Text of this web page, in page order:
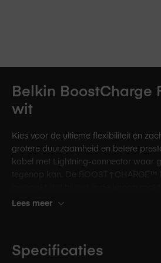
Belkin BoostCharge
wit
Kies voor de ultieme flexibiliteit en
grotere duurzaamheid en betere
kabel met Lightning-connector waar
tegenop kan. De BOOST↑CHARGE™
je langdurig profiteert van een correct
Lees meer
Specificaties